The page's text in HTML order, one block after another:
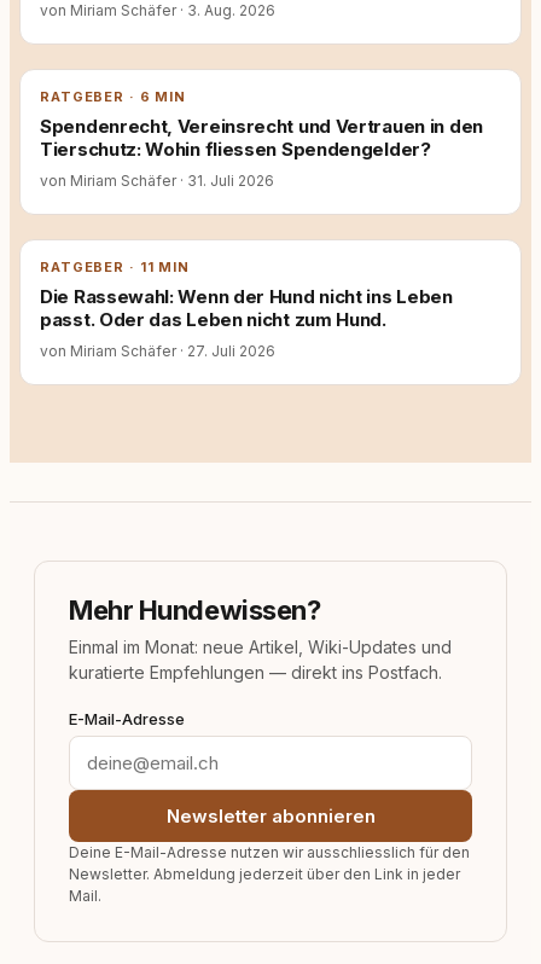
von Miriam Schäfer · 3. Aug. 2026
RATGEBER · 6 MIN
Spendenrecht, Vereinsrecht und Vertrauen in den
Tierschutz: Wohin fliessen Spendengelder?
von Miriam Schäfer · 31. Juli 2026
RATGEBER · 11 MIN
Die Rassewahl: Wenn der Hund nicht ins Leben
passt. Oder das Leben nicht zum Hund.
von Miriam Schäfer · 27. Juli 2026
Mehr Hundewissen?
Einmal im Monat: neue Artikel, Wiki-Updates und
kuratierte Empfehlungen — direkt ins Postfach.
E-Mail-Adresse
Newsletter abonnieren
Deine E-Mail-Adresse nutzen wir ausschliesslich für den
Newsletter. Abmeldung jederzeit über den Link in jeder
Mail.